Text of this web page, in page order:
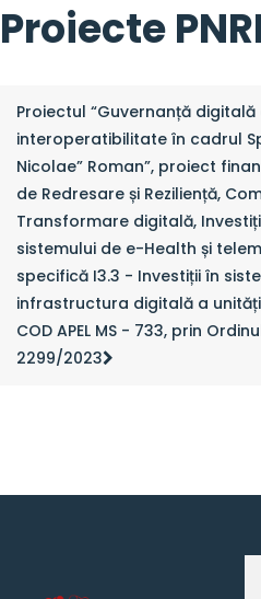
Proiecte
Proiectul “Guvernanță
interoperatibilitate în cadrul
Nicolae” Roman”, proiect
de Redresare și Reziliență,
Transformare digitală,
sistemului de e-Health și
specifică I3.3 - Investiții în
infrastructura digitală a
COD APEL MS - 733, prin
2299/2023